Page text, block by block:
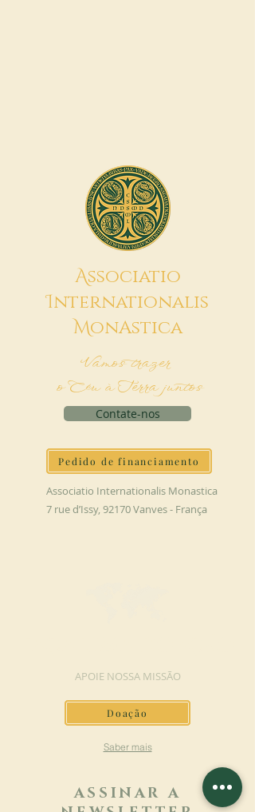
Associatio
Internationalis
MonAstica
Vamos trazer
o Céu à Terra juntos
Contate-nos
Pedido de financiamento
Associatio Internationalis Monastica
7 rue d’Issy, 92170 Vanves - França
APOIE NOSSA MISSÃO
Doação
Saber mais
ASSINAR A